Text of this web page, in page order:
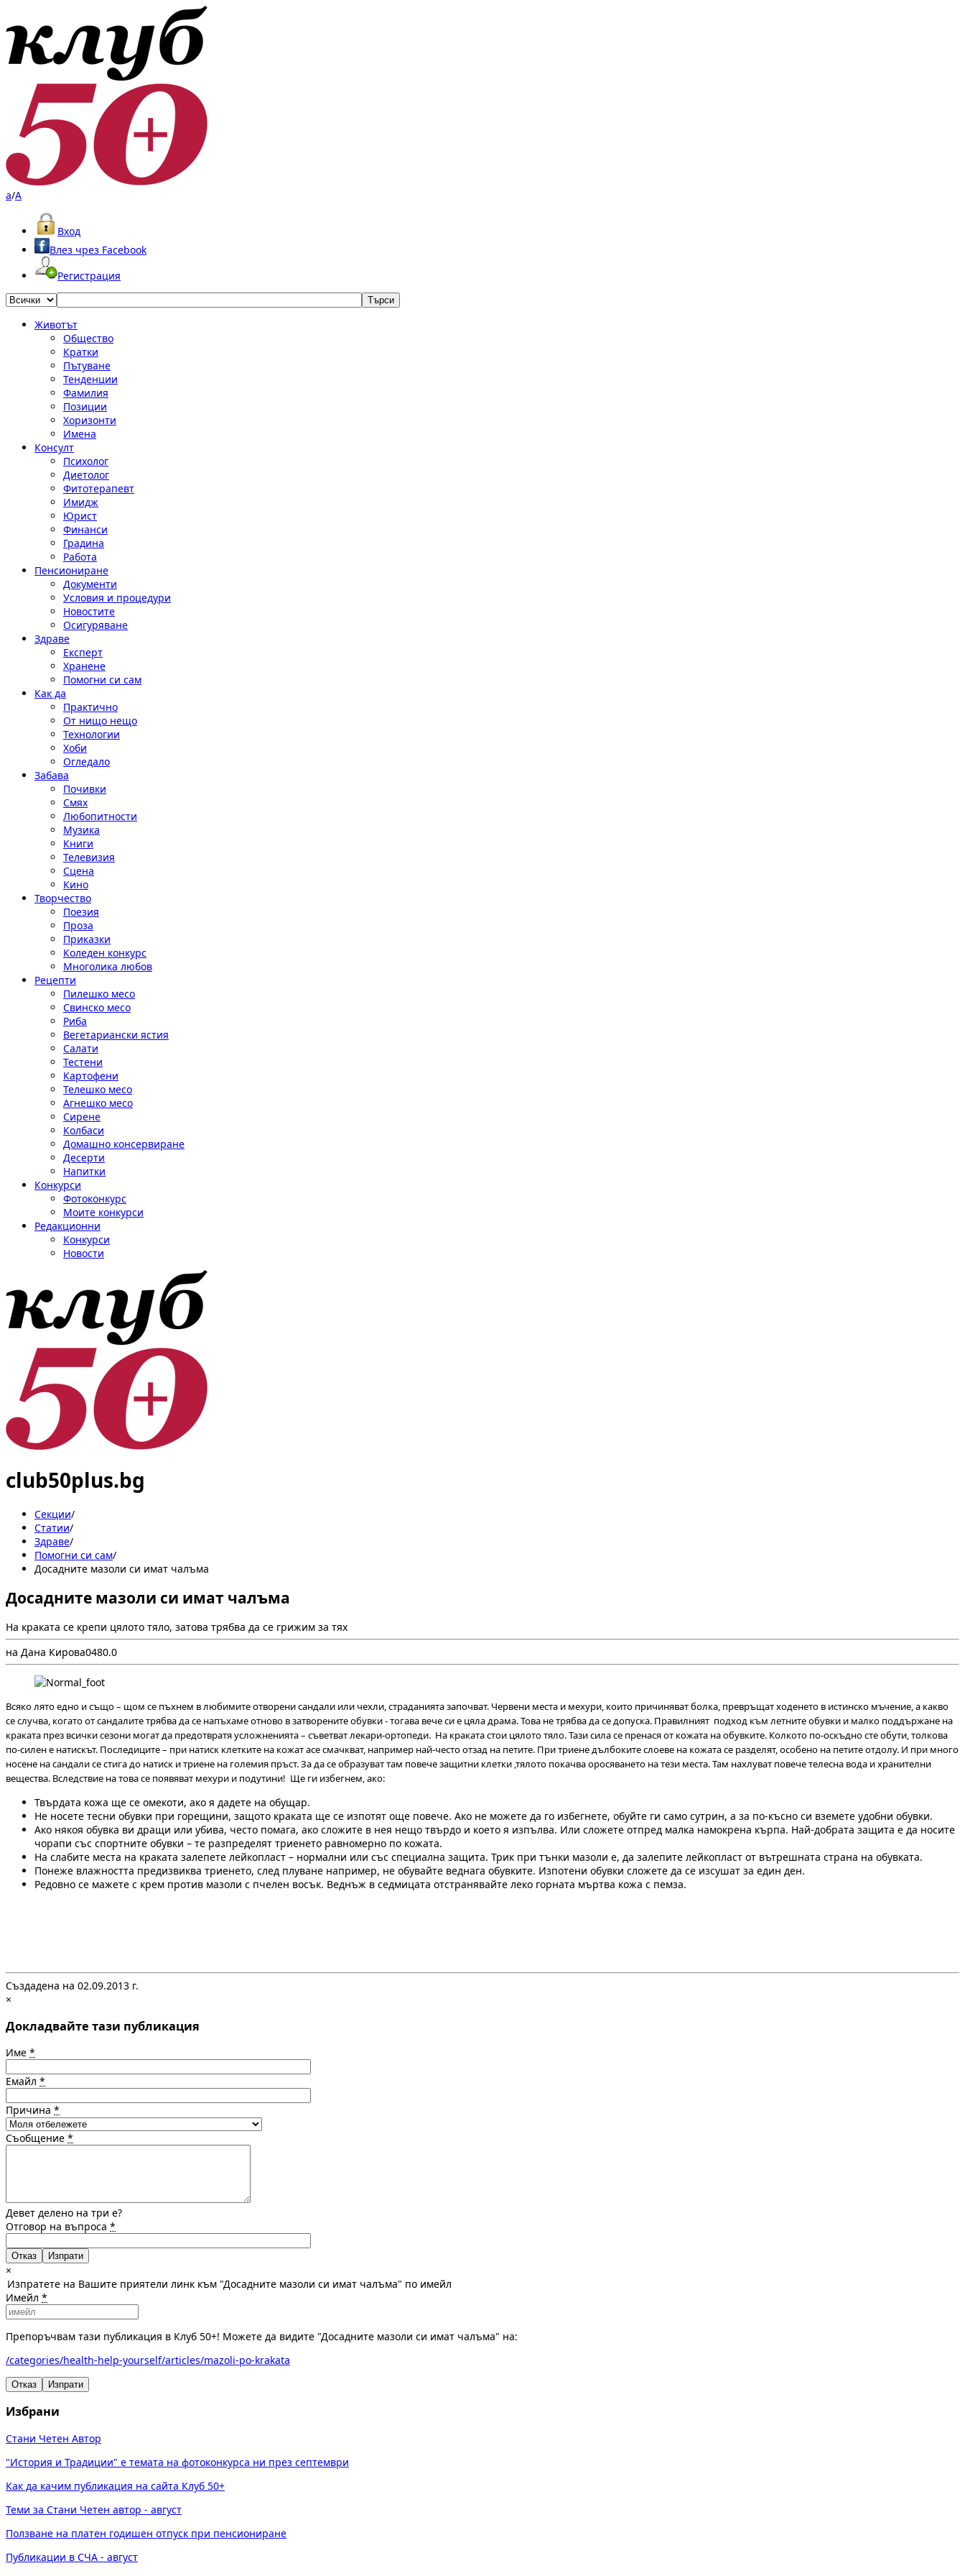
a/A
Вход
Влез чрез Facebook
Регистрация
Животът
Общество
Кратки
Пътуване
Тенденции
Фамилия
Позиции
Хоризонти
Имена
Консулт
Психолог
Диетолог
Фитотерапевт
Имидж
Юрист
Финанси
Градина
Работа
Пенсиониране
Документи
Условия и процедури
Новостите
Осигуряване
Здраве
Експерт
Хранене
Помогни си сам
Как да
Практично
От нищо нещо
Технологии
Хоби
Огледало
Забава
Почивки
Смях
Любопитности
Музика
Книги
Телевизия
Сцена
Кино
Творчество
Поезия
Проза
Приказки
Коледен конкурс
Многолика любов
Рецепти
Пилешко месо
Свинско месо
Риба
Вегетариански ястия
Салати
Тестени
Картофени
Телешко месо
Агнешко месо
Сирене
Колбаси
Домашно консервиране
Десерти
Напитки
Конкурси
Фотоконкурс
Моите конкурси
Редакционни
Конкурси
Новости
club50plus.bg
Секции/
Статии/
Здраве/
Помогни си сам/
Досадните мазоли си имат чалъма
Досадните мазоли си имат чалъма
На краката се крепи цялото тяло, затова трябва да се грижим за тях
на Дана Кирова0480.0
Всяко лято едно и също – щом се пъхнем в любимите отворени сандали или чехли, страданията започват. Червени места и мехури, които причиняват болка, превръщат ходенето в истинско мъчение, а какво
се случва, когато от сандалите трябва да се напъхаме отново в затворените обувки - тогава вече си е цяла драма. Това не трябва да се допуска. Правилният подход към летните обувки и малко поддържане на
краката през всички сезони могат да предотвратя усложненията – съветват лекари-ортопеди. На краката стои цялото тяло. Тази сила се пренася от кожата на обувките. Колкото по-оскъдно сте обути, толкова
по-силен е натискът. Последиците – при натиск клетките на кожат асе смачкват, например най-често отзад на петите. При триене дълбоките слоеве на кожата се разделят, особено на петите отдолу. И при много
носене на сандали се стига до натиск и триене на големия пръст. За да се образуват там повече защитни клетки ,тялото покачва оросяването на тези места. Там нахлуват повече телесна вода и хранителни
вещества. Вследствие на това се появяват мехури и подутини! Ще ги избегнем, ако:
Твърдата кожа ще се омекоти, ако я дадете на обущар.
Не носете тесни обувки при горещини, защото краката ще се изпотят още повече. Ако не можете да го избегнете, обуйте ги само сутрин, а за по-късно си вземете удобни обувки.
Ако някоя обувка ви дращи или убива, често помага, ако сложите в нея нещо твърдо и което я изпълва. Или сложете отпред малка намокрена кърпа. Най-добрата защита е да носите
чорапи със спортните обувки – те разпределят триенето равномерно по кожата.
На слабите места на краката залепете лейкопласт – нормални или със специална защита. Трик при тънки мазоли е, да залепите лейкопласт от вътрешната страна на обувката.
Понеже влажността предизвиква триенето, след плуване например, не обувайте веднага обувките. Изпотени обувки сложете да се изсушат за един ден.
Редовно се мажете с крем против мазоли с пчелен восък. Веднъж в седмицата отстранявайте леко горната мъртва кожа с пемза.
Създадена на 02.09.2013 г.
×
Докладвайте тази публикация
Име *
Емайл *
Причина *
Съобщение *
Девет делено на три е?
Отговор на въпроса *
Отказ
×
Изпратете на Вашите приятели линк към "Досадните мазоли си имат чалъма" по имейл
Имейл *
Препоръчвам тази публикация в Клуб 50+! Можете да видите "Досадните мазоли си имат чалъма" на:
/categories/health-help-yourself/articles/mazoli-po-krakata
Отказ Изпрати
Избрани
Стани Четен Автор
"История и Традиции" е темата на фотоконкурса ни през септември
Как да качим публикация на сайта Клуб 50+
Теми за Стани Четен автор - август
Ползване на платен годишен отпуск при пенсиониране
Публикации в СЧА - август